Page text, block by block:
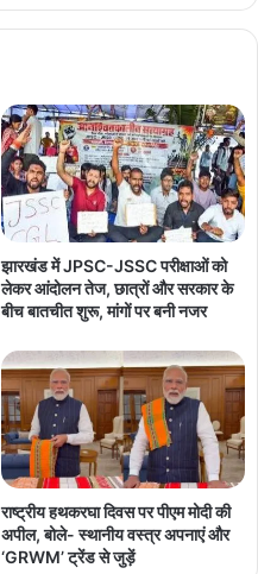
झारखंड में JPSC-JSSC परीक्षाओं को
लेकर आंदोलन तेज, छात्रों और सरकार के
बीच बातचीत शुरू, मांगों पर बनी नजर
राष्ट्रीय हथकरघा दिवस पर पीएम मोदी की
अपील, बोले- स्थानीय वस्त्र अपनाएं और
‘GRWM’ ट्रेंड से जुड़ें